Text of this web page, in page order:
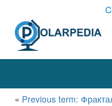
« Previous term: